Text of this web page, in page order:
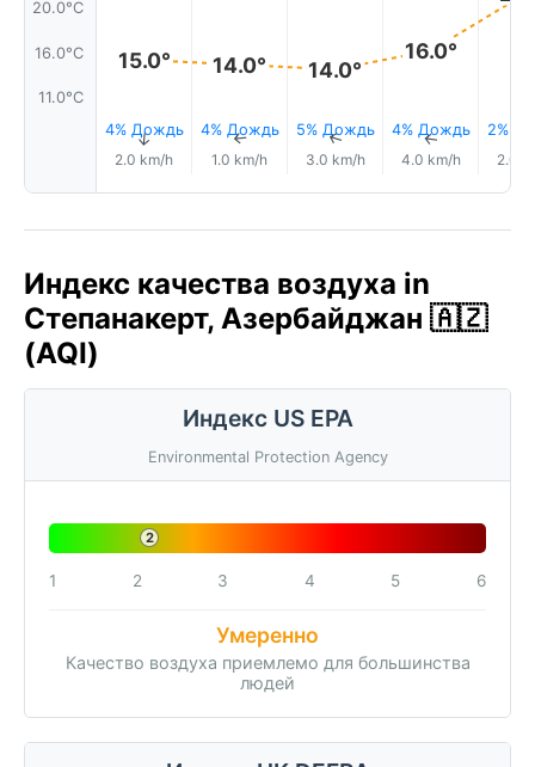
20.0°C
16.0°C
11.0°C
15.0°
4% Дождь
↑
2.0 km/h
14.0°
4% Дождь
↑
1.0 km/h
14.0°
5% Дождь
↑
3.0 km/h
16.0°
4% Дождь
↑
4.0 km/h
2%
2.0
Индекс качества воздуха in
Степанакерт, Азербайджан 🇦🇿
(AQI)
Индекс US EPA
Environmental Protection Agency
2
1 2 3 4 5 6
Умеренно
Качество воздуха приемлемо для большинства
людей